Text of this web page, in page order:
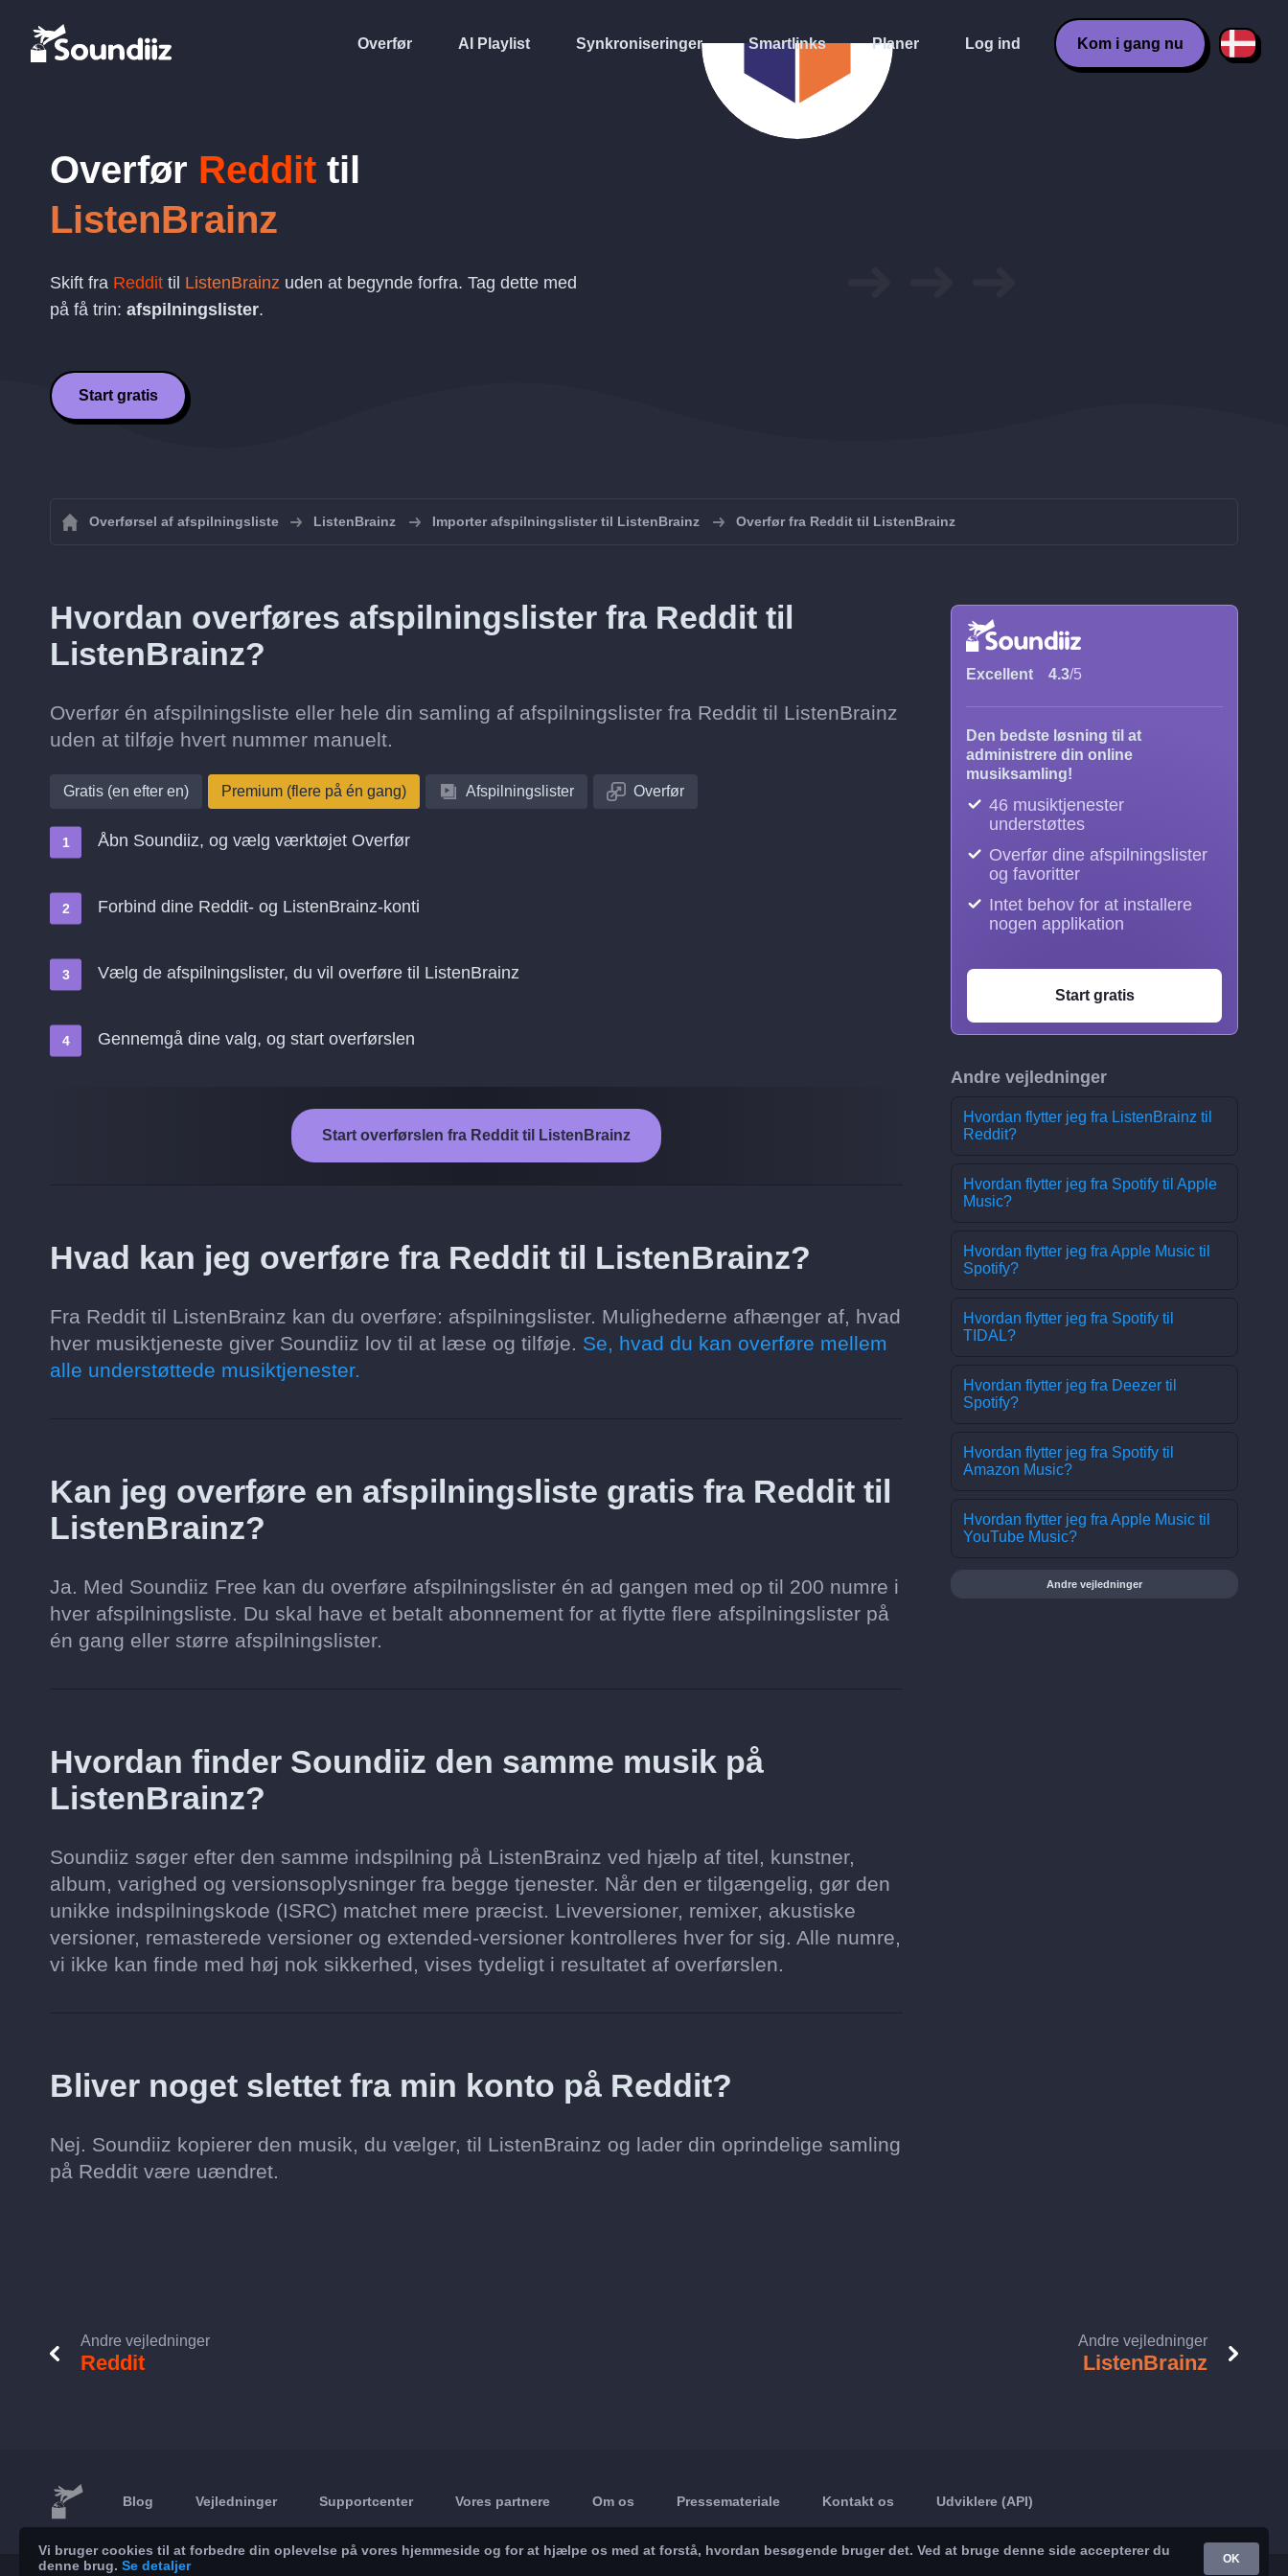
Overfør AI Playlist Synkroniseringer Smartlinks Planer Log ind Kom i gang nu
Overfør Reddit til
ListenBrainz
Skift fra Reddit til ListenBrainz uden at begynde forfra. Tag dette med
på få trin: afspilningslister.
Start gratis
Overførsel af afspilningsliste ListenBrainz Importer afspilningslister til ListenBrainz Overfør fra Reddit til ListenBrainz
Hvordan overføres afspilningslister fra Reddit til
ListenBrainz?
Overfør én afspilningsliste eller hele din samling af afspilningslister fra Reddit til ListenBrainz
uden at tilføje hvert nummer manuelt.
Gratis (en efter en) Premium (flere på én gang) Afspilningslister Overfør
Åbn Soundiiz, og vælg værktøjet Overfør
Forbind dine Reddit- og ListenBrainz-konti
Vælg de afspilningslister, du vil overføre til ListenBrainz
Gennemgå dine valg, og start overførslen
Start overførslen fra Reddit til ListenBrainz
Hvad kan jeg overføre fra Reddit til ListenBrainz?
Fra Reddit til ListenBrainz kan du overføre: afspilningslister. Mulighederne afhænger af, hvad
hver musiktjeneste giver Soundiiz lov til at læse og tilføje. Se, hvad du kan overføre mellem
alle understøttede musiktjenester.
Kan jeg overføre en afspilningsliste gratis fra Reddit til
ListenBrainz?
Ja. Med Soundiiz Free kan du overføre afspilningslister én ad gangen med op til 200 numre i
hver afspilningsliste. Du skal have et betalt abonnement for at flytte flere afspilningslister på
én gang eller større afspilningslister.
Hvordan finder Soundiiz den samme musik på
ListenBrainz?
Soundiiz søger efter den samme indspilning på ListenBrainz ved hjælp af titel, kunstner,
album, varighed og versionsoplysninger fra begge tjenester. Når den er tilgængelig, gør den
unikke indspilningskode (ISRC) matchet mere præcist. Liveversioner, remixer, akustiske
versioner, remasterede versioner og extended-versioner kontrolleres hver for sig. Alle numre,
vi ikke kan finde med høj nok sikkerhed, vises tydeligt i resultatet af overførslen.
Bliver noget slettet fra min konto på Reddit?
Nej. Soundiiz kopierer den musik, du vælger, til ListenBrainz og lader din oprindelige samling
på Reddit være uændret.
Excellent 4.3/5
Den bedste løsning til at
administrere din online
musiksamling!
46 musiktjenester
understøttes
Overfør dine afspilningslister
og favoritter
Intet behov for at installere
nogen applikation
Start gratis
Andre vejledninger
Hvordan flytter jeg fra ListenBrainz til
Reddit?
Hvordan flytter jeg fra Spotify til Apple
Music?
Hvordan flytter jeg fra Apple Music til
Spotify?
Hvordan flytter jeg fra Spotify til
TIDAL?
Hvordan flytter jeg fra Deezer til
Spotify?
Hvordan flytter jeg fra Spotify til
Amazon Music?
Hvordan flytter jeg fra Apple Music til
YouTube Music?
Andre vejledninger
Andre vejledninger
Reddit
Andre vejledninger
ListenBrainz
Blog Vejledninger Supportcenter Vores partnere Om os Pressemateriale Kontakt os Udviklere (API)
Vi bruger cookies til at forbedre din oplevelse på vores hjemmeside og for at hjælpe os med at forstå, hvordan besøgende bruger det. Ved at bruge denne side accepterer du
denne brug. Se detaljer OK